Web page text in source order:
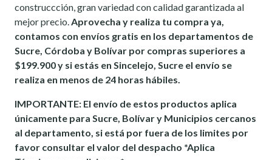
construccción, gran variedad con calidad garantizada al
mejor precio.Aprovecha y realiza tu compra ya,
contamos con envíos gratis en los departamentos de
Sucre, Córdoba y Bolívar por compras superiores a
$199.900 y si estás en Sincelejo, Sucre el envío se
realiza en menos de 24 horas hábiles.
IMPORTANTE: El envío de estos productos aplica
únicamente para Sucre, Bolívar y Municipios cercanos
al departamento, si está por fuera de los limites por
favor consultar el valor del despacho *Aplica